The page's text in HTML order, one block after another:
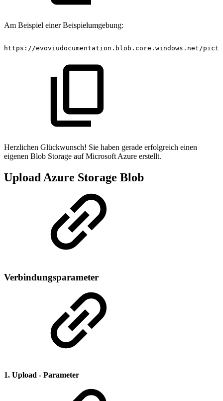
Am Beispiel einer Beispielumgebung:
https://evoviudocumentation.blob.core.windows.net/
Herzlichen Glückwunsch! Sie haben gerade erfolgreich einen
eigenen Blob Storage auf Microsoft Azure erstellt.
Upload Azure Storage Blob
Verbindungsparameter
1. Upload - Parameter